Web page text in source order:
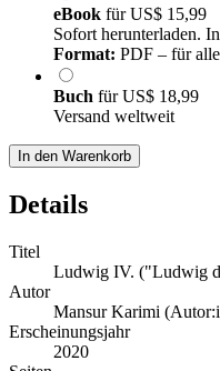
eBook fürUS$ 15,99
Sofort herunterladen.
Format: PDF – für
Buch fürUS$ 18,99
Versand weltweit
In den Warenkorb
Details
Titel
Ludwig IV. ("Ludwig
Autor
Mansur Karimi
Erscheinungsjahr
2020